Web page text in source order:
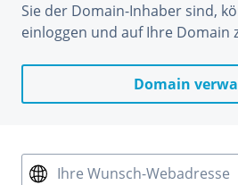
Sie der Domain-Inhaber sind,
einloggen und auf Ihre Domain
Domain
Ihre Wunsch-Webadresse